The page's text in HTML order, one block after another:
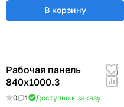
В корзину
Рабочая панель
840х1000.3
0 1 Доступно к заказу